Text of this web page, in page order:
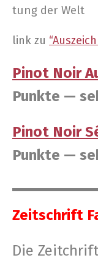
tung der Welt
link zu
Pinot Noir
Punk­te —
Pinot Noir
Punk­te —
Zeit­schrift
Die